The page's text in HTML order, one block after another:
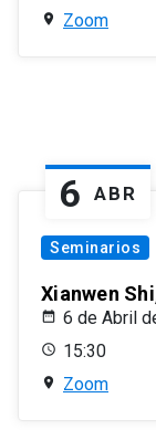
Zoom
6 ABR
Seminarios
Xianwen
6 de Abril
15:30
Zoom